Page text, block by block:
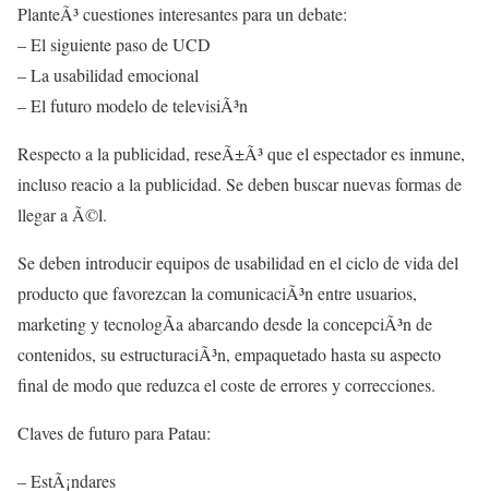
PlanteÃ³ cuestiones interesantes para un debate:
– El siguiente paso de UCD
– La usabilidad emocional
– El futuro modelo de televisiÃ³n
Respecto a la publicidad, reseÃ±Ã³ que el espectador es inmune,
incluso reacio a la publicidad. Se deben buscar nuevas formas de
llegar a Ã©l.
Se deben introducir equipos de usabilidad en el ciclo de vida del
producto que favorezcan la comunicaciÃ³n entre usuarios,
marketing y tecnologÃ­a abarcando desde la concepciÃ³n de
contenidos, su estructuraciÃ³n, empaquetado hasta su aspecto
final de modo que reduzca el coste de errores y correcciones.
Claves de futuro para Patau:
– EstÃ¡ndares